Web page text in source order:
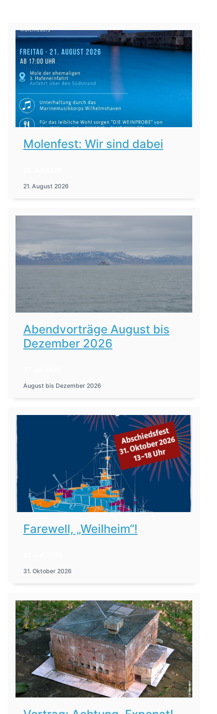
Molenfest: Wir sind dabei
21. August 2026
Abendvorträge August bis
Dezember 2026
August bis Dezember 2026
Farewell, „Weilheim“!
31. Oktober 2026